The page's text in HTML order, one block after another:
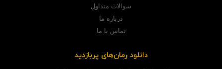
سوالات متداول
درباره ما
تماس با ما
دانلود رمان‌های پربازدید